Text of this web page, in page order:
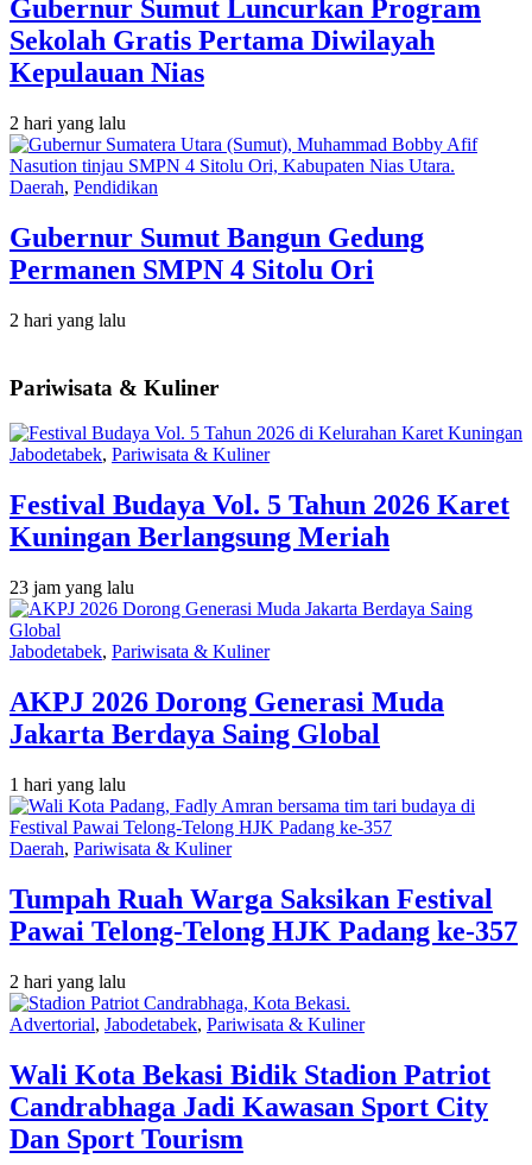
Gubernur Sumut Luncurkan Program
Sekolah Gratis Pertama Diwilayah
Kepulauan Nias
2 hari yang lalu
Daerah, Pendidikan
Gubernur Sumut Bangun Gedung
Permanen SMPN 4 Sitolu Ori
2 hari yang lalu
Pariwisata & Kuliner
Jabodetabek, Pariwisata & Kuliner
Festival Budaya Vol. 5 Tahun 2026 Karet
Kuningan Berlangsung Meriah
23 jam yang lalu
Jabodetabek, Pariwisata & Kuliner
AKPJ 2026 Dorong Generasi Muda
Jakarta Berdaya Saing Global
1 hari yang lalu
Daerah, Pariwisata & Kuliner
Tumpah Ruah Warga Saksikan Festival
Pawai Telong-Telong HJK Padang ke-357
2 hari yang lalu
Advertorial, Jabodetabek, Pariwisata & Kuliner
Wali Kota Bekasi Bidik Stadion Patriot
Candrabhaga Jadi Kawasan Sport City
Dan Sport Tourism